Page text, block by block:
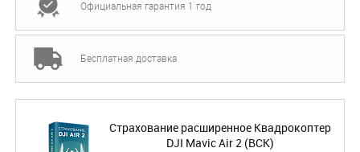
Официальная гарантия 1 год
Бесплатная доставка
Страхование расширенное Квадрокоптер
DJI Mavic Air 2 (ВСК)